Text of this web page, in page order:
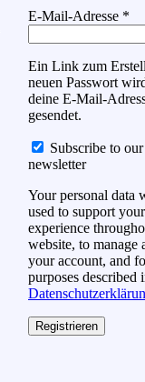
E-Mail-Adresse *
Ein Link zum
neuen Passwort
deine E-Mail-
gesendet.
Subscribe to our
newsletter
Your personal data
used to support your
experience
website, to manage
your account, and
purposes described
Registrieren